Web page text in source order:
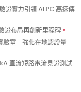
證實力引領 AI PC 高速傳
布局再創新里程碑
驗室 強化在地認證量
直流短路電流見證測試